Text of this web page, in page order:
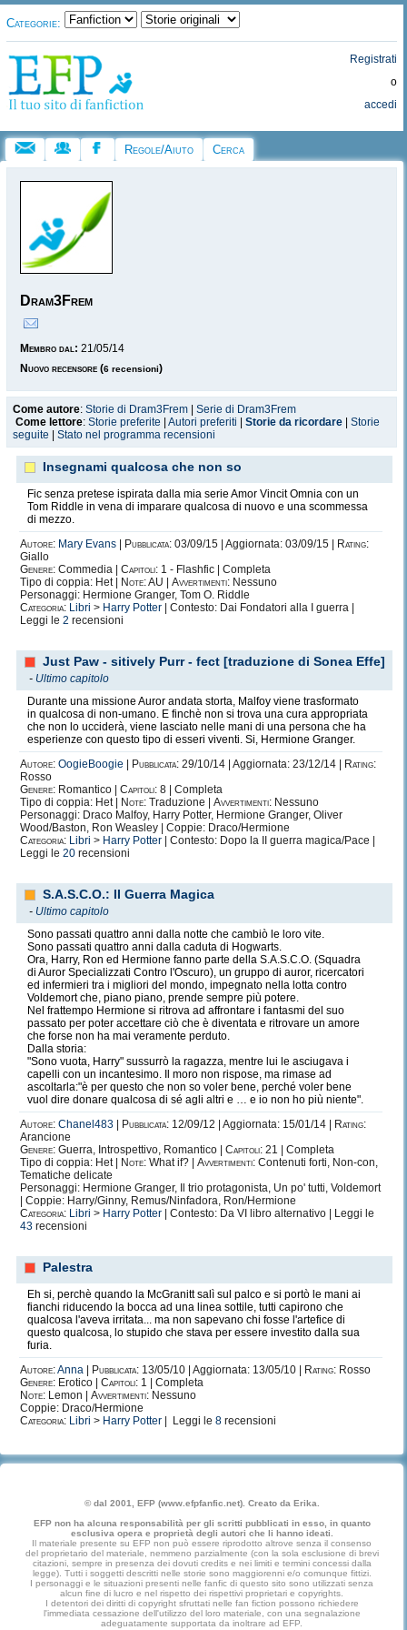
Categorie:
Registrati
o
accedi
Regole/Aiuto Cerca
Dram3Frem
Membro dal: 21/05/14
Nuovo recensore (6 recensioni)
Come autore: Storie di Dram3Frem
Serie di Dram3Frem
Come lettore: Storie preferite Autori preferiti Storie da ricordare
Storie
seguite
Stato nel programma recensioni
Insegnami qualcosa che non so
Fic senza pretese ispirata dalla mia serie Amor Vincit Omnia con un
Tom Riddle in vena di imparare qualcosa di nuovo e una scommessa
di mezzo.
Autore: Mary Evans Pubblicata: 03/09/15 | Aggiornata: 03/09/15 |
Rating:
Giallo
Genere: Commedia | Capitoli: 1 - Flashfic | Completa
Tipo di coppia: Het |
Note:AU | Avvertimenti: Nessuno
Personaggi: Hermione Granger, Tom O. Riddle
Categoria: Libri > Harry Potter | Contesto: Dai Fondatori alla I guerra |
Leggi le 2 recensioni
Just Paw - sitively Purr - fect [traduzione di Sonea Effe]
- Ultimo capitolo
Durante una missione Auror andata storta, Malfoy viene trasformato
in qualcosa di non-umano. E finchè non si trova una cura appropriata
che non lo ucciderà, viene lasciato nelle mani di una persona che ha
esperienze con questo tipo di esseri viventi. Si, Hermione Granger.
Autore: OogieBoogie Pubblicata: 29/10/14 | Aggiornata: 23/12/14 |
Rating:
Rosso
Genere: Romantico | Capitoli: 8 | Completa
Tipo di coppia: Het |
Note: Traduzione | Avvertimenti: Nessuno
Personaggi: Draco Malfoy, Harry Potter, Hermione Granger, Oliver
Wood/Baston, Ron Weasley | Coppie: Draco/Hermione
Categoria: Libri > Harry Potter | Contesto: Dopo la II guerra magica/Pace |
Leggi le 20 recensioni
S.A.S.C.O.: II Guerra Magica
- Ultimo capitolo
Sono passati quattro anni dalla notte che cambiò le loro vite.
Sono passati quattro anni dalla caduta di Hogwarts.
Ora, Harry, Ron ed Hermione fanno parte della S.A.S.C.O. (Squadra
di Auror Specializzati Contro l'Oscuro), un gruppo di auror, ricercatori
ed infermieri tra i migliori del mondo, impegnato nella lotta contro
Voldemort che, piano piano, prende sempre più potere.
Nel frattempo Hermione si ritrova ad affrontare i fantasmi del suo
passato per poter accettare ciò che è diventata e ritrovare un amore
che forse non ha mai veramente perduto.
Dalla storia:
"Sono vuota, Harry" sussurrò la ragazza, mentre lui le asciugava i
capelli con un incantesimo. Il moro non rispose, ma rimase ad
ascoltarla:"è per questo che non so voler bene, perché voler bene
vuol dire donare qualcosa di sé agli altri e … e io non ho più niente".
Autore: Chanel483 Pubblicata: 12/09/12 | Aggiornata: 15/01/14 |
Rating:
Arancione
Genere: Guerra, Introspettivo, Romantico | Capitoli: 21 | Completa
Tipo di coppia: Het |
Note: What if? | Avvertimenti: Contenuti forti, Non-con,
Tematiche delicate
Personaggi: Hermione Granger, Il trio protagonista, Un po' tutti, Voldemort
| Coppie: Harry/Ginny, Remus/Ninfadora, Ron/Hermione
Categoria: Libri > Harry Potter | Contesto: Da VI libro alternativo | Leggi le
43 recensioni
Palestra
Eh si, perchè quando la McGranitt salì sul palco e si portò le mani ai
fianchi riducendo la bocca ad una linea sottile, tutti capirono che
qualcosa l'aveva irritata... ma non sapevano chi fosse l'artefice di
questo qualcosa, lo stupido che stava per essere investito dalla sua
furia.
Autore:Anna Pubblicata: 13/05/10 | Aggiornata: 13/05/10 | Rating: Rosso
Genere: Erotico | Capitoli: 1 | Completa
Note: Lemon | Avvertimenti: Nessuno
Coppie: Draco/Hermione
Categoria: Libri > Harry Potter | Leggi le 8 recensioni
© dal 2001, EFP (www.efpfanfic.net). Creato da Erika.
EFP non ha alcuna responsabilità per gli scritti pubblicati in esso, in quanto
esclusiva opera e proprietà degli autori che li hanno ideati.
Il materiale presente su EFP non può essere riprodotto altrove senza il consenso
del proprietario del materiale, nemmeno parzialmente (con la sola esclusione di brevi
citazioni, sempre in presenza dei dovuti credits e nei limiti e termini concessi dalla
legge). Tutti i soggetti descritti nelle storie sono maggiorenni e/o comunque fittizi.
I personaggi e le situazioni presenti nelle fanfic di questo sito sono utilizzati senza
alcun fine di lucro e nel rispetto dei rispettivi proprietari e copyrights.
I detentori dei diritti di copyright sfruttati nelle fan fiction possono richiedere
l'immediata cessazione dell'utilizzo del loro materiale, con una segnalazione
adeguatamente supportata da inoltrare ad EFP.